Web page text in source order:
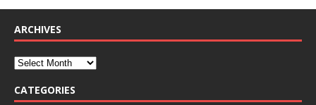
ARCHIVES
CATEGORIES